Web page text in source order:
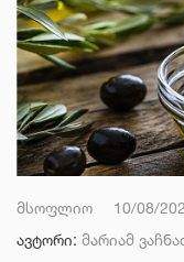
მსოფლიო
10/08/
ავტორი: მარიამ